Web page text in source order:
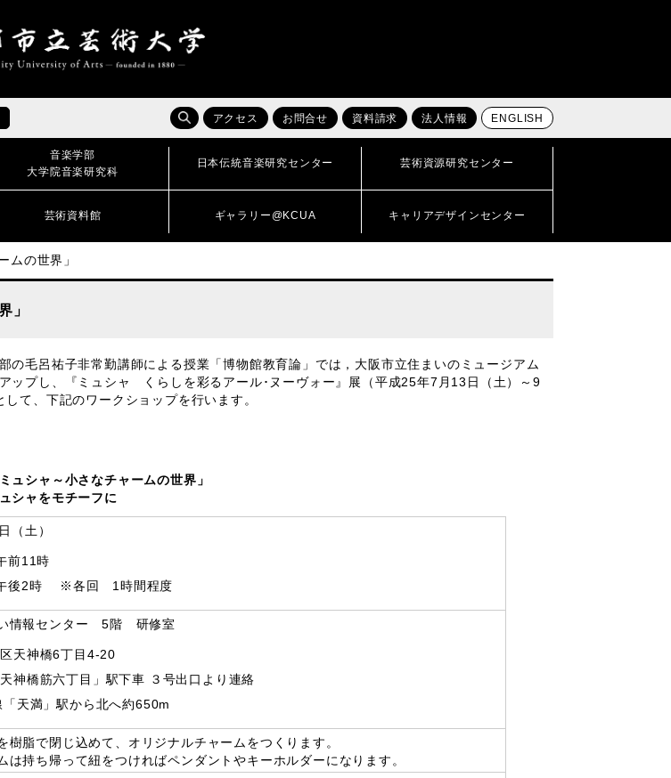
アクセス お問合せ 資料請求 法人情報 ENGLISH
音楽学部
大学院音楽研究科
日本伝統音楽研究センター 芸術資源研究センター
芸術資料館 ギャラリー@KCUA キャリアデザインセンター
ムの世界」
」
の毛呂祐子非常勤講師による授業「博物館教育論」では，大阪市立住まいのミュージアム
ップし、『ミュシャ くらしを彩るアール･ヌーヴォー』展（平成25年7月13日（土）～9
て、下記のワークショップを行います。
ュシャ～小さなチャームの世界」
シャをモチーフに
（土）
前11時
後2時 ※各回 1時間程度
情報センター 5階 研修室
天神橋6丁目4-20
神橋筋六丁目」駅下車 ３号出口より連絡
「天満」駅から北へ約650m
樹脂で閉じ込めて、オリジナルチャームをつくります。
は持ち帰って紐をつければペンダントやキーホルダーになります。